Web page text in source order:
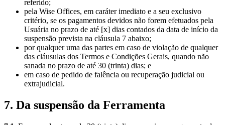
referido;
pela Wise Offices, em caráter imediato e a seu exclusivo
critério, se os pagamentos devidos não forem efetuados pela
Usuária no prazo de até [x] dias contados da data de início da
suspensão prevista na cláusula 7 abaixo;
por qualquer uma das partes em caso de violação de qualquer
das cláusulas dos Termos e Condições Gerais, quando não
sanada no prazo de até 30 (trinta) dias; e
em caso de pedido de falência ou recuperação judicial ou
extrajudicial.
7. Da suspensão da Ferramenta